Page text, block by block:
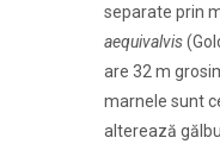
separate prin
aequivalvis
are 32 m
marnele sunt
alterează